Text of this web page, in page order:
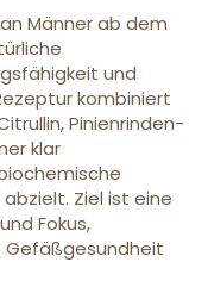
Männer ab dem
und
kombiniert
Pinienrinden-
klar
Ziel ist eine
Fokus,
Gefäßgesundheit